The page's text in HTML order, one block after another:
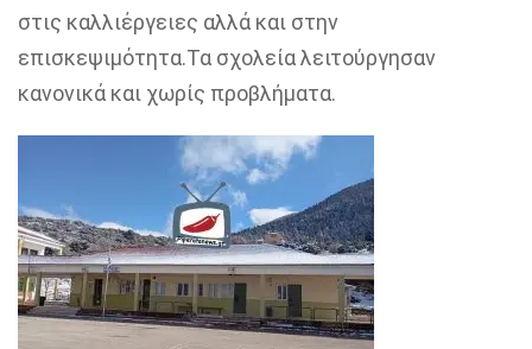
στις καλλιέργειες αλλά και στην
επισκεψιμότητα.Τα σχολεία λειτούργησαν
κανονικά και χωρίς προβλήματα.